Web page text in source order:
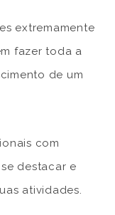
extremamente
fazer toda a
de um
com
destacar e
atividades.